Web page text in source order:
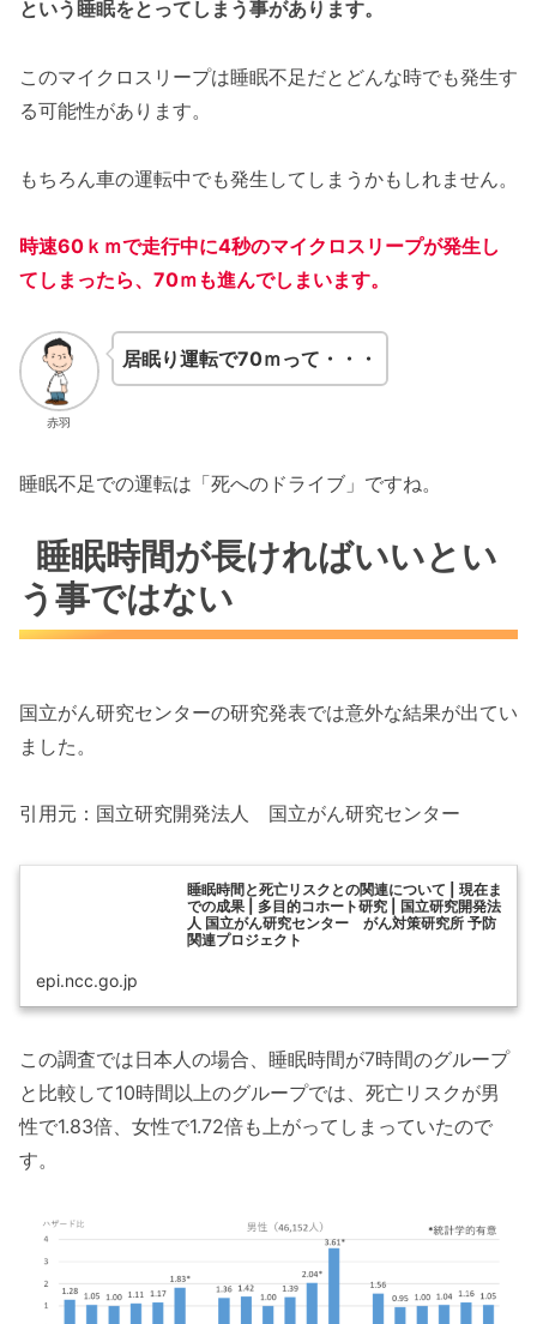
という睡眠をとってしまう事があります。
このマイクロスリープは睡眠不足だとどんな時でも発生す
る可能性があります。
もちろん車の運転中でも発生してしまうかもしれません。
時速60ｋｍで走行中に4秒のマイクロスリープが発生し
てしまったら、70ｍも進んでしまいます。
赤羽
居眠り運転で70ｍって・・・
睡眠不足での運転は「死へのドライブ」ですね。
睡眠時間が長ければいいとい
う事ではない
国立がん研究センターの研究発表では意外な結果が出てい
ました。
引用元：国立研究開発法人 国立がん研究センター
睡眠時間と死亡リスクとの関連について | 現在ま
での成果 | 多目的コホート研究 | 国立研究開発法
人 国立がん研究センター がん対策研究所 予防
関連プロジェクト
epi.ncc.go.jp
この調査では日本人の場合、睡眠時間が7時間のグループ
と比較して10時間以上のグループでは、死亡リスクが男
性で1.83倍、女性で1.72倍も上がってしまっていたので
す。